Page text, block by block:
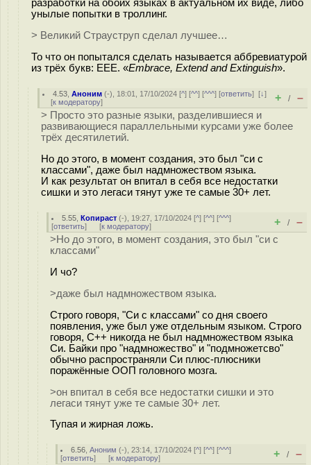
разработки на обоих языках в актуальном их виде, либо
унылые попытки в троллинг.
> Великий Страуструп сделал лучшее…
То что он попытался сделать называется аббревиатурой
из трёх букв: EEE. «Embrace, Extend and Extinguish».
4.53 ,Аноним (-), 18:01, 17/10/2024 [^] [^^] [^^^] [ответить][↓]
[к модератору] + / –
> Просто это разные языки, разделившиеся и
развивающиеся параллельными курсами уже более
трёх десятилетий.
Но до этого, в момент создания, это был "си с
классами", даже был надмножеством языка.
И как результат он впитал в себя все недостатки
сишки и это легаси тянут уже те самые 30+ лет.
5.55 ,Копираст (-), 19:27, 17/10/2024 [^] [^^] [^^^]
[ответить] [к модератору] + / –
>Но до этого, в момент создания, это был "си с
классами"
И чо?
>даже был надмножеством языка.
Строго говоря, "Си с классами" со дня своего
появления, уже был уже отдельным языком. Строго
говоря, C++ никогда не был надмножеством языка
Си. Байки про "надмножество" и "подмножетсво"
обычно распространяли Си плюс-плюсники
поражённые ООП головного мозга.
>он впитал в себя все недостатки сишки и это
легаси тянут уже те самые 30+ лет.
Тупая и жирная ложь.
6.56 ,Аноним (-), 23:14, 17/10/2024 [^] [^^] [^^^]
[ответить] [к модератору] + / –